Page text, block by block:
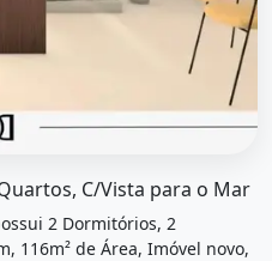
C/Vista para o Mar
2 Dormitórios, 2
116m² de Área, Imóvel novo,